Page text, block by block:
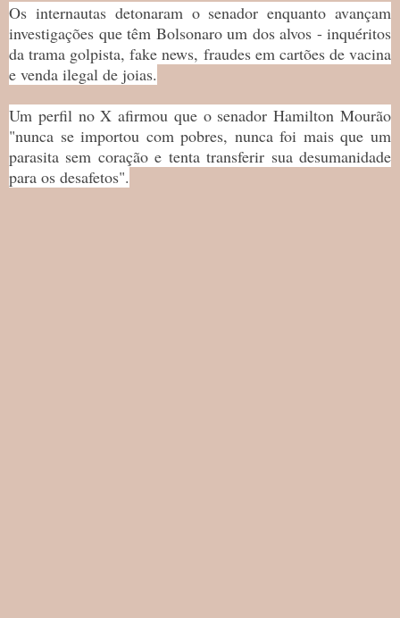
Os internautas detonaram o senador enquanto avançam
investigações que têm Bolsonaro um dos alvos - inquéritos
da trama golpista, fake news, fraudes em cartões de vacina
e venda ilegal de joias.
Um perfil no X afirmou que o senador Hamilton Mourão
"nunca se importou com pobres, nunca foi mais que um
parasita sem coração e tenta transferir sua desumanidade
para os desafetos".